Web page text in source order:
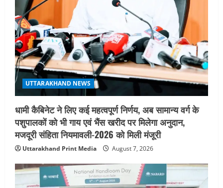
UTTARAKHAND NEWS
धामी कैबिनेट ने लिए कई महत्वपूर्ण निर्णय, अब सामान्य वर्ग के
पशुपालकों को भी गाय एवं भैंस खरीद पर मिलेगा अनुदान,
मजदूरी संहिता नियमावली-2026 को मिली मंजूरी
Uttarakhand Print Media August 7, 2026